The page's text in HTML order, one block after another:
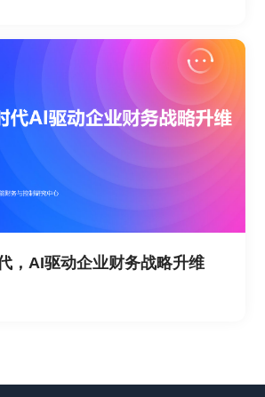
，AI驱动企业财务战略升维